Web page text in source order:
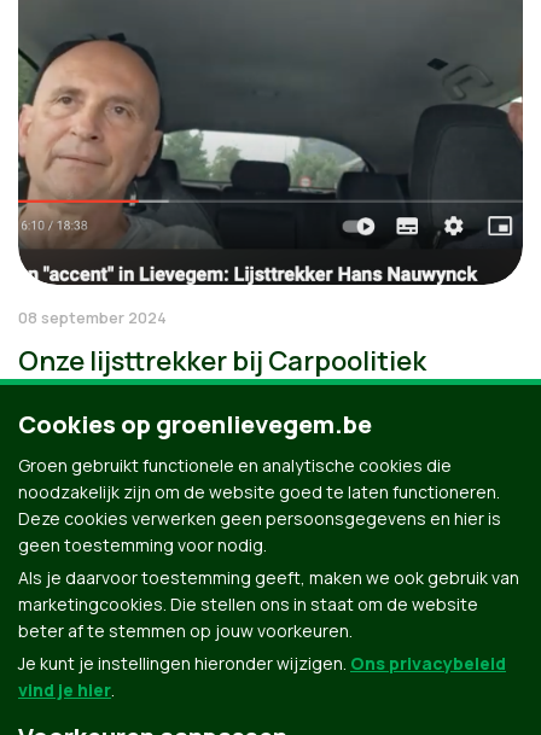
08 september 2024
Onze lijsttrekker bij Carpoolitiek
Cookies op groenlievegem.be
Groen gebruikt functionele en analytische cookies die
noodzakelijk zijn om de website goed te laten functioneren.
Deze cookies verwerken geen persoonsgegevens en hier is
geen toestemming voor nodig.
Als je daarvoor toestemming geeft, maken we ook gebruik van
marketingcookies. Die stellen ons in staat om de website
beter af te stemmen op jouw voorkeuren.
Je kunt je instellingen hieronder wijzigen. Ons privacybeleid
vind je hier.